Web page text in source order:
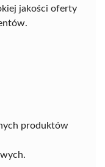
jakości oferty
produktów